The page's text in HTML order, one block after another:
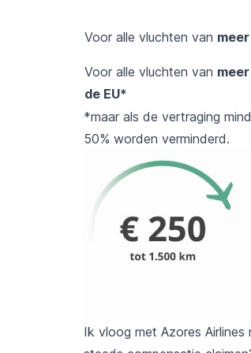
Voor alle vluchten van
Voor alle vluchten van
de EU*
*maar als de vertraging
50% worden verminderd.
Ik vloog met Azores